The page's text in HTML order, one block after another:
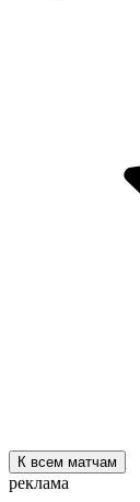
К всем матчам
реклама